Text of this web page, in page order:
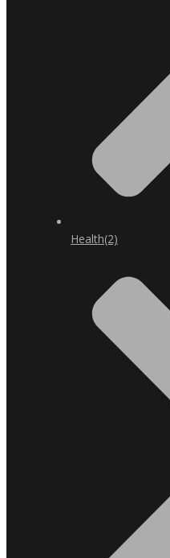
Health(2)